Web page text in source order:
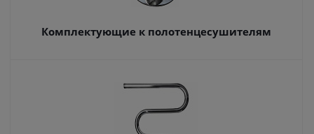
Комплектующие к полотенцесушителям